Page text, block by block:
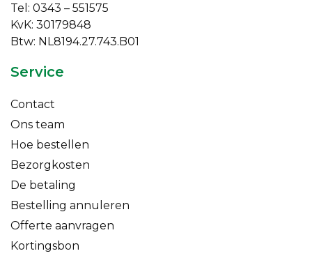
Tel: 0343 – 551575
KvK: 30179848
Btw: NL8194.27.743.B01
Service
Contact
Ons team
Hoe bestellen
Bezorgkosten
De betaling
Bestelling annuleren
Offerte aanvragen
Kortingsbon